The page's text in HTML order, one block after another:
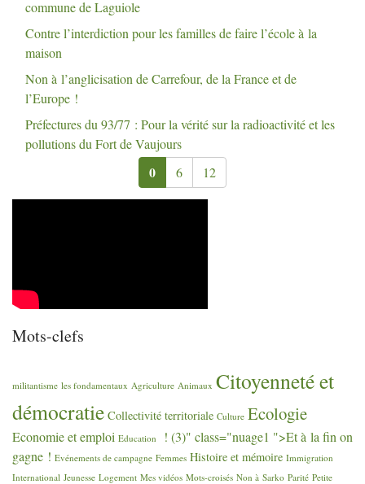
commune de Laguiole
Contre l’interdiction pour les familles de faire l’école à la
maison
Non à l’anglicisation de Carrefour, de la France et de
l’Europe !
Préfectures du 93/77 : Pour la vérité sur la radioactivité et les
pollutions du Fort de Vaujours
0 6 12
Mots-clefs
militantisme les fondamentaux Agriculture Animaux Citoyenneté et
démocratie Collectivité territoriale Culture Ecologie
Economie et emploi Education
! (3)" class="nuage1 ">Et à la fin on
gagne ! Evénements de campagne Femmes Histoire et mémoire Immigration
International Jeunesse Logement Mes vidéos Mots-croisés Non à Sarko Parité Petite